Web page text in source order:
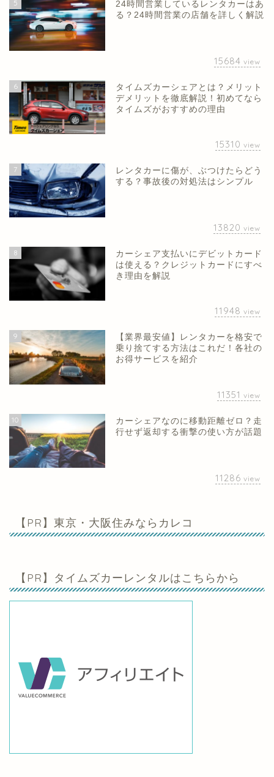
5
24時間営業しているレンタカーはあ
る？24時間営業の店舗を詳しく解説
15684 view
6
タイムズカーシェアとは？メリット
デメリットを徹底解説！初めてなら
タイムズがおすすめの理由
15310 view
7
レンタカーに傷が、ぶつけたらどう
する？事故後の対処法はシンプル
13820 view
8
カーシェア支払いにデビットカード
は使える？クレジットカードにすべ
き理由を解説
11948 view
9
【業界最安値】レンタカーを格安で
乗り捨てする方法はこれだ！各社の
お得サービスを紹介
11351 view
10
カーシェアなのに移動距離ゼロ？走
行せず返却する衝撃の使い方が話題
11286 view
【PR】東京・大阪住みならカレコ
【PR】タイムズカーレンタルはこちらから